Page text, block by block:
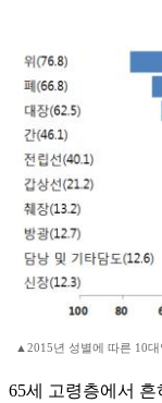
▲2015년 성별에 따른 10
65세 고령층에서